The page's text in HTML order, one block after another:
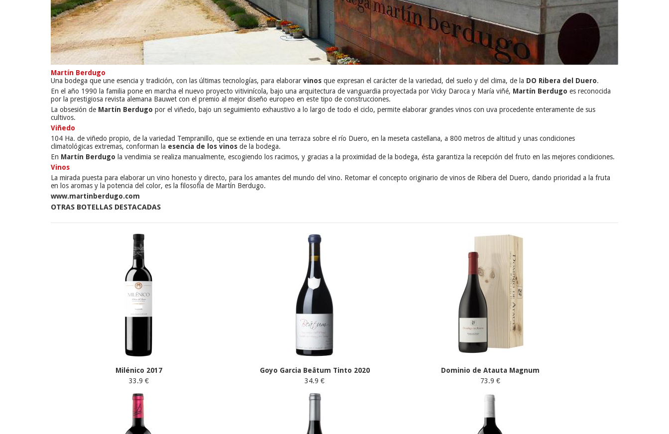
Martín Berdugo
Una bodega que une esencia y tradición, con las últimas tecnologías, para elaborar vinos que expresan el carácter de la variedad, del suelo y del clima, de la DO Ribera del Duero.
En el año 1990 la familia pone en marcha el nuevo proyecto vitivinícola, bajo una arquitectura de vanguardia proyectada por Vicky Daroca y María viñé, Martín Berdugo es reconocida
por la prestigiosa revista alemana Bauwet con el premio al mejor diseño europeo en este tipo de construcciones.
La obsesión de Martín Berdugo por el viñedo, bajo un seguimiento exhaustivo a lo largo de todo el ciclo, permite elaborar grandes vinos con uva procedente enteramente de sus
cultivos.
Viñedo
104 Ha. de viñedo propio, de la variedad Tempranillo, que se extiende en una terraza sobre el río Duero, en la meseta castellana, a 800 metros de altitud y unas condiciones
climatológicas extremas, conforman la esencia de los vinos de la bodega.
En Martín Berdugo la vendimia se realiza manualmente, escogiendo los racimos, y gracias a la proximidad de la bodega, ésta garantiza la recepción del fruto en las mejores condiciones.
Vinos
La mirada puesta para elaborar un vino honesto y directo, para los amantes del mundo del vino. Retomar el concepto originario de vinos de Ribera del Duero, dando prioridad a la fruta
en los aromas y la potencia del color, es la filosofía de Martín Berdugo.
www.martinberdugo.com
OTRAS BOTELLAS DESTACADAS
Milénico 2017
33.9 €
Goyo Garcia Beâtum Tinto 2020
34.9 €
Dominio de Atauta Magnum
73.9 €